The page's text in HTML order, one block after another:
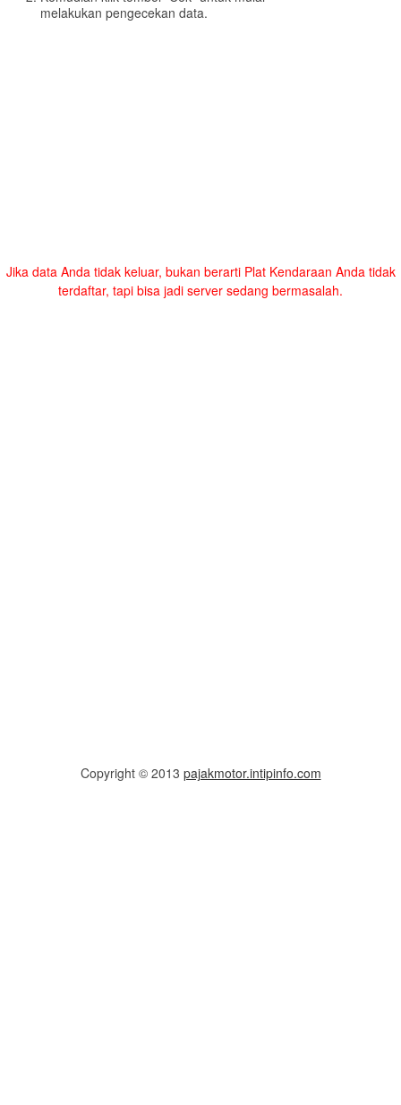
melakukan pengecekan data.
Jika data Anda tidak keluar, bukan berarti Plat Kendaraan Anda tidak
terdaftar, tapi bisa jadi server sedang bermasalah.
Copyright © 2013 pajakmotor.intipinfo.com